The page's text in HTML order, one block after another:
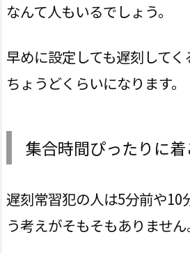
なんて人もいるでしょう。
早めに設定しても遅刻して
ちょうどくらいになります。
集合時間ぴったりに
遅刻常習犯の人は5分前や10
う考えがそもそもありません